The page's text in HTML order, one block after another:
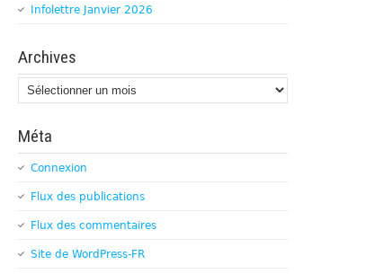
Infolettre Janvier 2026
Archives
Archives
Méta
Connexion
Flux des publications
Flux des commentaires
Site de WordPress-FR